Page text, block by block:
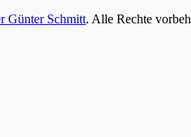
Günter Schmitt. Alle Rechte